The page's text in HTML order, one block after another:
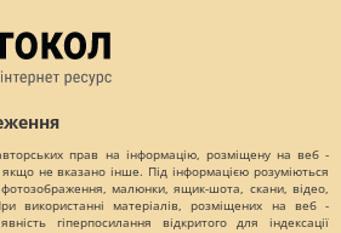
прав на інформацію, розміщену на веб -
якщо не вказано інше. Під інформацією розуміються
фотозображення, малюнки, ящик-шота, скани, відео,
використанні матеріалів, розміщених на веб -
гіперпосилання відкритого для індексації